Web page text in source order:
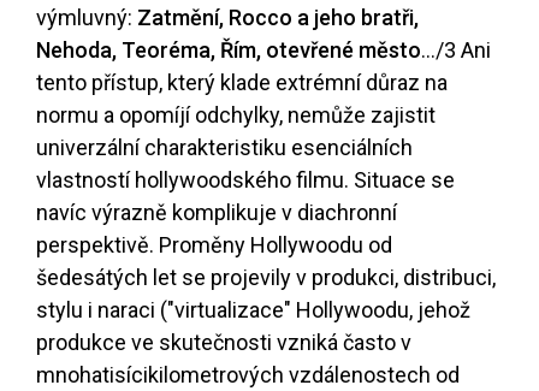
výmluvný: Zatmění, Rocco a jeho bratři,
Nehoda, Teoréma, Řím, otevřené město.../3 Ani
tento přístup, který klade extrémní důraz na
normu a opomíjí odchylky, nemůže zajistit
univerzální charakteristiku esenciálních
vlastností hollywoodského filmu. Situace se
navíc výrazně komplikuje v diachronní
perspektivě. Proměny Hollywoodu od
šedesátých let se projevily v produkci, distribuci,
stylu i naraci ("virtualizace" Hollywoodu, jehož
produkce ve skutečnosti vzniká často v
mnohatisícikilometrových vzdálenostech od